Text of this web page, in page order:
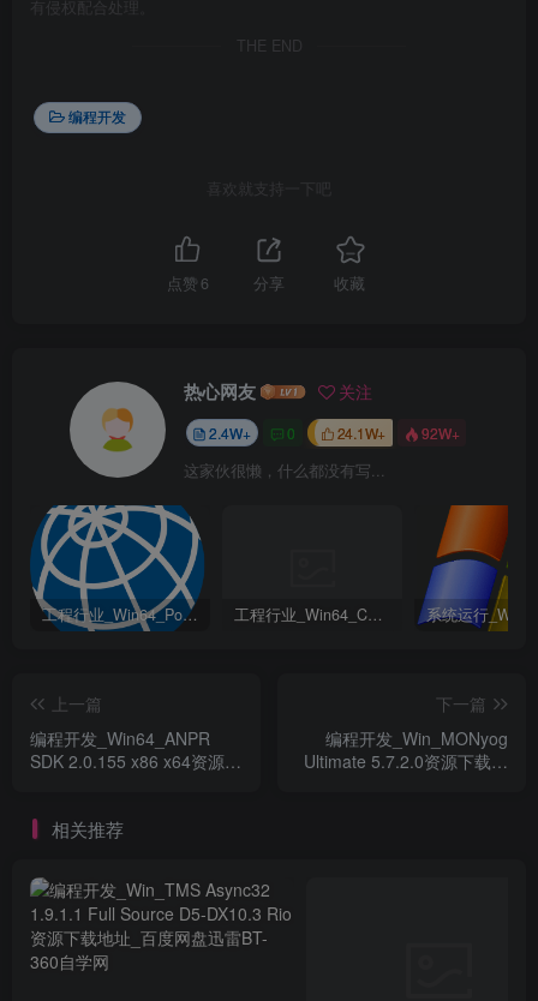
有侵权配合处理。
THE END
编程开发
喜欢就支持一下吧
点赞 6 分享 收藏
热心网友 关注
2.4W+ 0 24.1W+ 92W+
这家伙很懒，什么都没有写...
工程行业_Win64_PointWise 18.6 R2 x64资源下载地址_百度网盘迅雷BT 工程行业_Win64_Cadence Fidelity Pointwise 2024.1 x64资源下载地址_百度网盘迅雷BT
上一篇
编程开发_Win64_ANPR
SDK 2.0.155 x86 x64资源下
下一篇
编程开发_Win_MONyog
Ultimate 5.7.2.0资源下载地
相关推荐